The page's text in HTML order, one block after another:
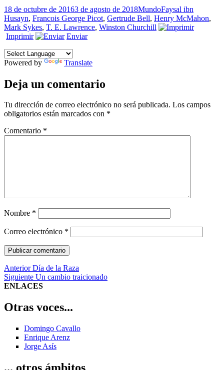
Publicado
el
18 de octubre de 20163 de agosto de 2018Categorías
MundoEtiquetas
Faysal ibn
Husayn, Francois George Picot, Gertrude Bell, Henry McMahon,
Mark Sykes, T. E. Lawrence, Winston Churchill
Imprimir
Enviar
Powered by Translate
Deja un comentario
Tu dirección de correo electrónico no será publicada. Los campos
obligatorios están marcados con *
Comentario *
Nombre *
Correo electrónico *
Navegación
de
Anterior Entrada
anterior:
Día de la Raza
Siguiente Entrada
siguiente:
Un cambio traicionado
ENLACES
Otras voces...
Domingo Cavallo
Enrique Arenz
Jorge Asís